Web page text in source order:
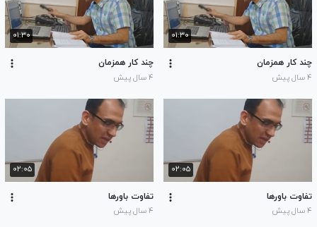
۰۱:۳۰
چند کار همزمان
۴ سال پیش
۰۱:۳۰
چند کار همزمان
۴ سال پیش
۰۲:۰۵
تفاوت باورها
۴ سال پیش
۰۲:۰۵
تفاوت باورها
۴ سال پیش